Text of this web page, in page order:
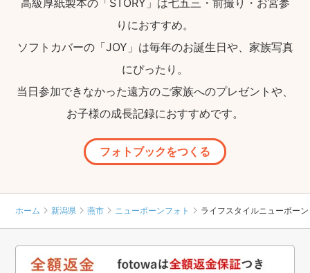
高級厚紙製本の「STORY」は七五三・前撮り・お宮参
りにおすすめ。
ソフトカバーの「JOY」は毎年のお誕生日や、家族写真
にぴったり。
当日参加できなかった遠方のご家族へのプレゼントや、
お子様の成長記録におすすめです。
フォトブックをつくる
ホーム 新潟県 燕市 ニューボーンフォト ライフスタイルニューボーン